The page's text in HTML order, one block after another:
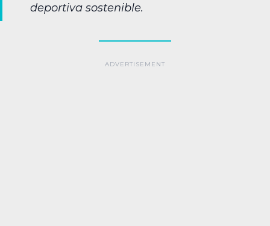
deportiva sostenible.